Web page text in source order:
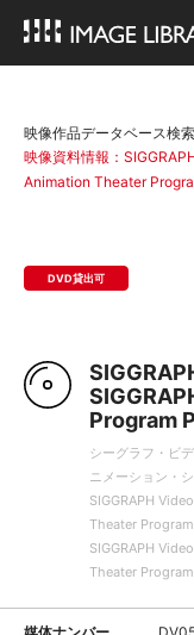
映像作品データベース検
映像資料情報：
Animation Theater
DVD貸出可
Program
シーグラフ・ビ
ニメーション・
SIGGRAPH
Theater
SIGGRAPH
Theater